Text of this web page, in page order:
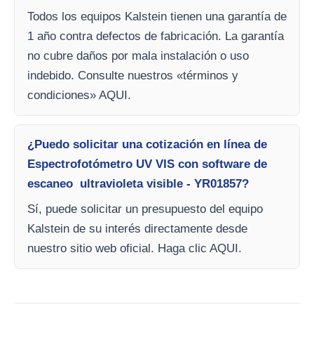
Todos los equipos Kalstein tienen una garantía de
1 año contra defectos de fabricación. La garantía
no cubre daños por mala instalación o uso
indebido. Consulte nuestros «términos y
condiciones» AQUI.
¿Puedo solicitar una cotización en línea de
Espectrofotómetro UV VIS con software de
escaneo ultravioleta visible - YR01857?
Sí, puede solicitar un presupuesto del equipo
Kalstein de su interés directamente desde
nuestro sitio web oficial. Haga clic AQUI.